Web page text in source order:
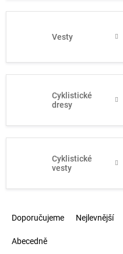
Vesty
Cyklistické
dresy
Cyklistické
vesty
Doporučujeme Nejlevnější
Abecedně